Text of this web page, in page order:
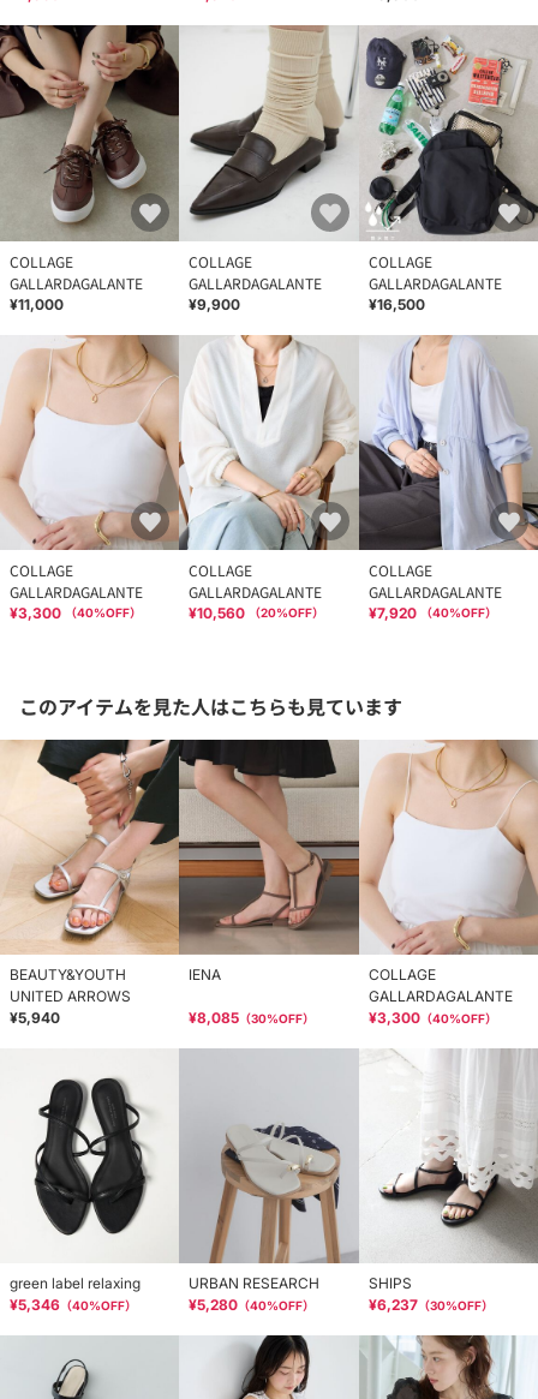
COLLAGE
GALLARDAGALANTE
¥11,000
COLLAGE
GALLARDAGALANTE
¥9,900
COLLAGE
GALLARDAGALANTE
¥16,500
COLLAGE
GALLARDAGALANTE
¥3,300 （40%OFF）
COLLAGE
GALLARDAGALANTE
¥10,560 （20%OFF）
COLLAGE
GALLARDAGALANTE
¥7,920 （40%OFF）